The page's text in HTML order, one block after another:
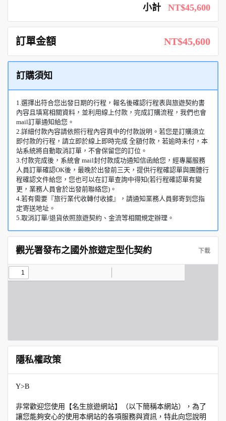
小計 NT$45,600
訂單金額 NT$45,600
訂購須知
1.選擇出符合您出發日期的行程，報名後確認行程表與旅遊契約書
內容且填寫相關資料，並利用線上付款，完成訂購流程，我們也會
mail訂單通知給您。
2.詳細付款內容請依照行程內容頁中的付款說明。若您是訂購須立
即付款的行程，請立即於線上即時完成 全額付款，若逾時未付，本
站系統將自動取消訂單，不會保留您的訂位。
3.付款完成後，系統會 mail封付款成功通知信函給您，經專屬服務
人員訂單確認OK後，最晚於出發前三天，提供行程確認單與團體行
程確認文件給您，您也可以在訂單查詢中得知(若行程確認單有變
更，業務人員會於出發前聯絡您)。
4.若有需要『旅行業代收轉付收據』，請通知業務人員郵寄到您指
定寄送地址。
5.取消訂單/退貨依照旅遊契約、金流等相關規定辦理。
觀光署發布之國外旅遊定型化契約 下載
隱私權政策
Y>B
非常歡迎您使用【名生旅遊網站】（以下簡稱本網站），為了
讓您能夠安心的使用本網站的各項服務與資訊，特此向您說明